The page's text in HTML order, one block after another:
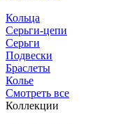
Кольца
Серьги-цепи
Серьги
Подвески
Браслеты
Колье
Смотреть все
Коллекции